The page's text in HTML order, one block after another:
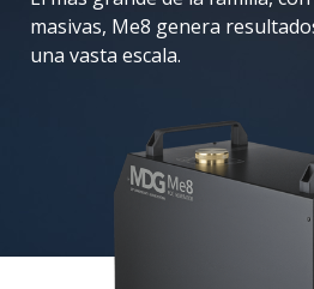
DÓNDE COMPRAR
masivas, Me8 genera
una vasta escala.